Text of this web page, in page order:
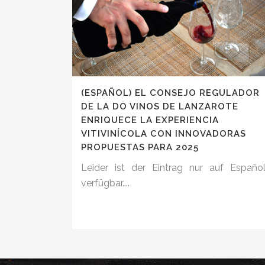
(ESPAÑOL) EL CONSEJO REGULADOR
DE LA DO VINOS DE LANZAROTE
ENRIQUECE LA EXPERIENCIA
VITIVINÍCOLA CON INNOVADORAS
PROPUESTAS PARA 2025
Leider ist der Eintrag nur auf
verfügbar....